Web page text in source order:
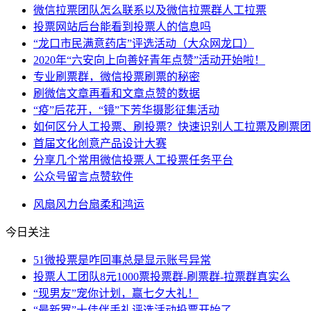
微信拉票团队怎么联系以及微信拉票群人工拉票
投票网站后台能看到投票人的信息吗
“龙口市民满意药店”评选活动（大众网龙口）
2020年“六安向上向善好青年点赞”活动开始啦！
专业刷票群，微信投票刷票的秘密
刷微信文章再看和文章点赞的数据
“疫”后花开，“镜”下芳华摄影征集活动
如何区分人工投票、刷投票？快速识别人工拉票及刷票
首届文化创意产品设计大赛
分享几个常用微信投票人工投票任务平台
公众号留言点赞软件
风扇风力台扇柔和鸿运
今日关注
51微投票是咋回事总是显示账号异常
投票人工团队8元1000票投票群-刷票群-拉票群真实么
“现男友”宠你计划，赢七夕大礼！